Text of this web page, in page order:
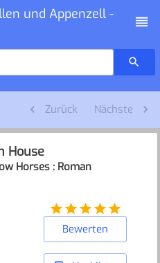
und Appenzell -
Zurück Nächste
House
Horses : Roman
Bewerten